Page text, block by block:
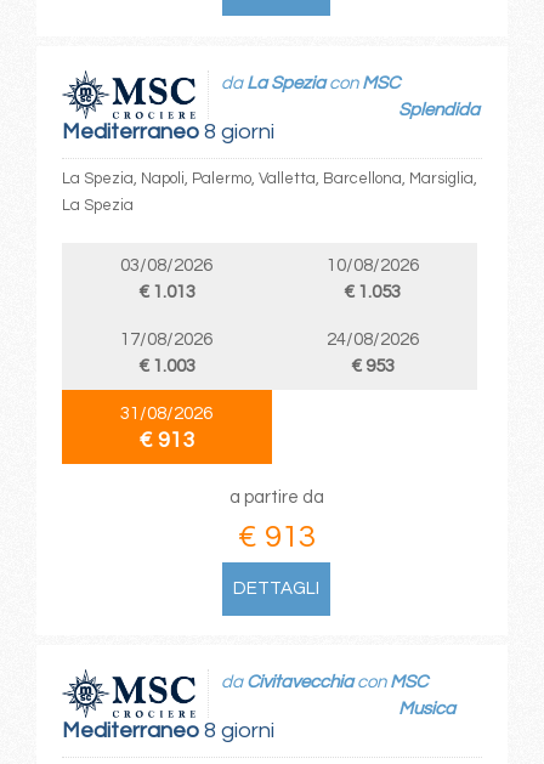
Mediterraneo8 giorni
da La Speziacon MSC
Splendida
La Spezia, Napoli, Palermo, Valletta, Barcellona, Marsiglia,
La Spezia
03/08/2026
€ 1.013
10/08/2026
€ 1.053
17/08/2026
€ 1.003
24/08/2026
€ 953
31/08/2026
€ 913
a partire da
€ 913
DETTAGLI
Mediterraneo8 giorni
da Civitavecchiacon MSC
Musica